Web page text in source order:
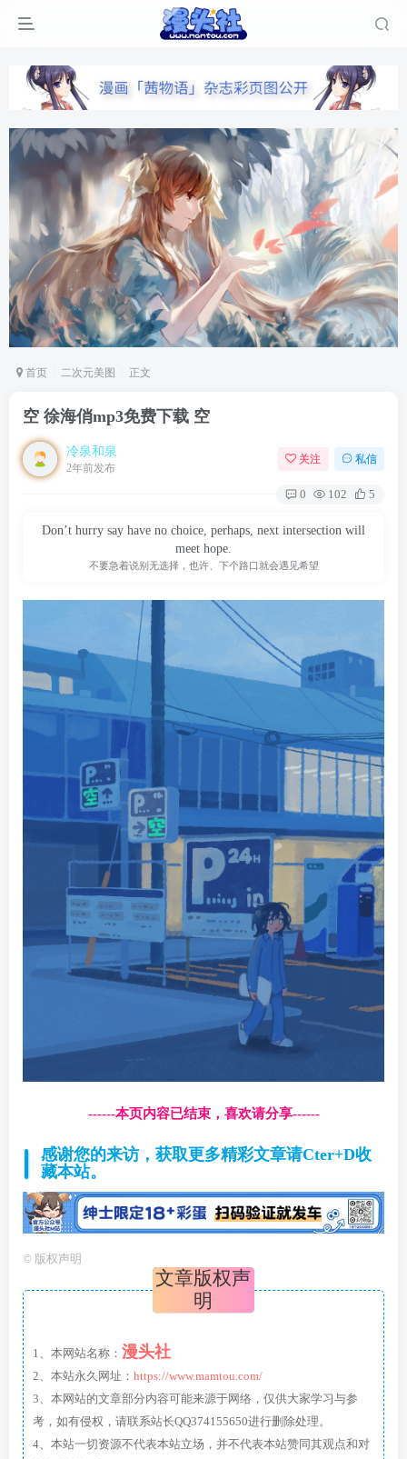
首页 二次元美图 正文
空 徐海俏mp3免费下载 空
冷泉和泉
2年前发布
关注 私信
0 102 5
Don’t hurry say have no choice, perhaps, next intersection will
meet hope.
不要急着说别无选择，也许、下个路口就会遇见希望
------本页内容已结束，喜欢请分享------
感谢您的来访，获取更多精彩文章请Cter+D收
藏本站。
© 版权声明
文章版权声
明
1、本网站名称： 漫头社
2、本站永久网址： https://www.mamtou.com/
3、本网站的文章部分内容可能来源于网络，仅供大家学习与参
考，如有侵权，请联系站长QQ374155650进行删除处理。
4、本站一切资源不代表本站立场，并不代表本站赞同其观点和对